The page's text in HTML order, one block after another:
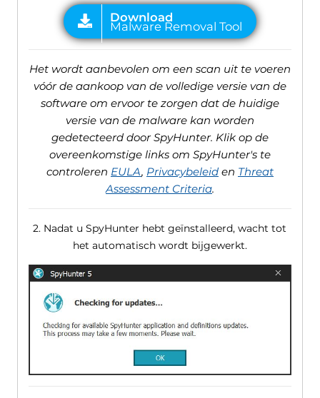
Het wordt aanbevolen om een ​​scan uit te voeren
vóór de aankoop van de volledige versie van de
software om ervoor te zorgen dat de huidige
versie van de malware kan worden
gedetecteerd door SpyHunter. Klik op de
overeenkomstige links om SpyHunter's te
controleren EULA, Privacybeleiden Threat
Assessment Criteria.
2. Nadat u SpyHunter hebt geïnstalleerd, wacht tot
het automatisch wordt bijgewerkt.